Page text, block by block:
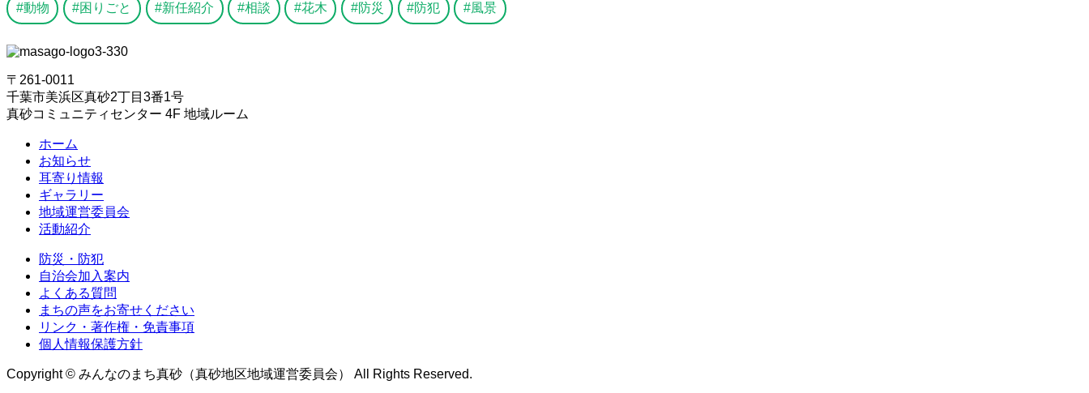
動物 困りごと 新任紹介 相談 花木 防災 防犯 風景
〒261-0011
千葉市美浜区真砂2丁目3番1号
真砂コミュニティセンター 4F 地域ルーム
ホーム
お知らせ
耳寄り情報
ギャラリー
地域運営委員会
活動紹介
防災・防犯
自治会加入案内
よくある質問
まちの声をお寄せください
リンク・著作権・免責事項
個人情報保護方針
Copyright © みんなのまち真砂（真砂地区地域運営委員会） All Rights Reserved.